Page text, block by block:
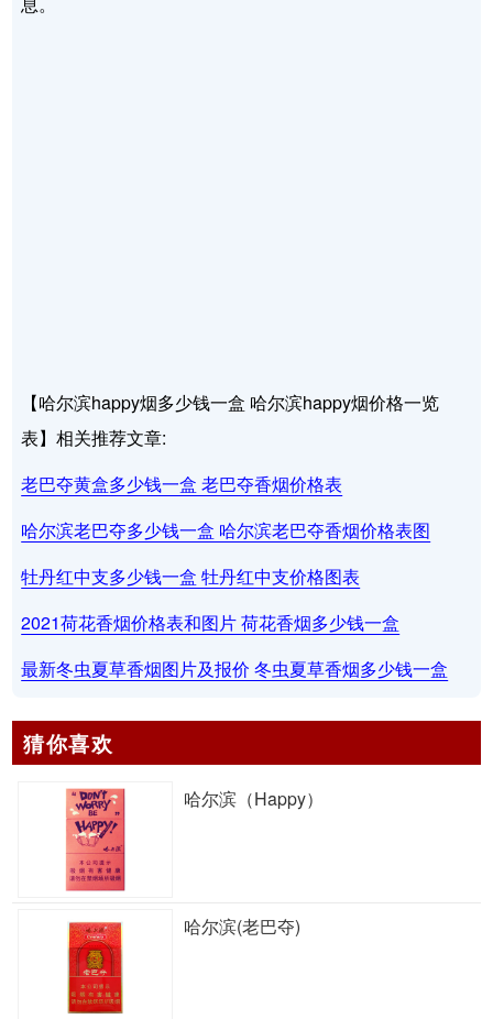
【哈尔滨happy烟多少钱一盒 哈尔滨happy烟价格一览
表】相关推荐文章:
老巴夺黄盒多少钱一盒 老巴夺香烟价格表
哈尔滨老巴夺多少钱一盒 哈尔滨老巴夺香烟价格表图
牡丹红中支多少钱一盒 牡丹红中支价格图表
2021荷花香烟价格表和图片 荷花香烟多少钱一盒
最新冬虫夏草香烟图片及报价 冬虫夏草香烟多少钱一盒
猜你喜欢
哈尔滨（Happy）
哈尔滨(老巴夺)